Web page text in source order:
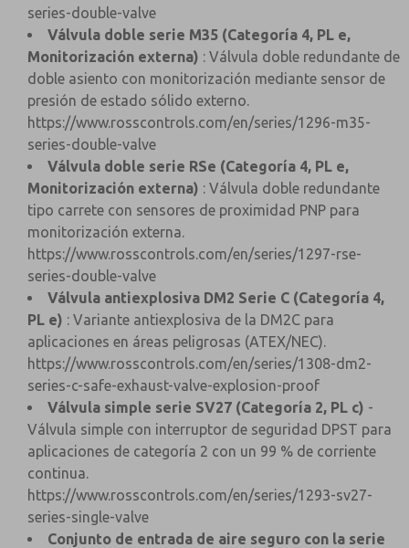
series-double-valve
Válvula doble serie M35 (Categoría 4, PL e,
Monitorización externa) : Válvula doble redundante de
doble asiento con monitorización mediante sensor de
presión de estado sólido externo.
https://www.rosscontrols.com/en/series/1296-m35-
series-double-valve
Válvula doble serie RSe (Categoría 4, PL e,
Monitorización externa) : Válvula doble redundante
tipo carrete con sensores de proximidad PNP para
monitorización externa.
https://www.rosscontrols.com/en/series/1297-rse-
series-double-valve
Válvula antiexplosiva DM2 Serie C (Categoría 4,
PL e) : Variante antiexplosiva de la DM2C para
aplicaciones en áreas peligrosas (ATEX/NEC).
https://www.rosscontrols.com/en/series/1308-dm2-
series-c-safe-exhaust-valve-explosion-proof
Válvula simple serie SV27 (Categoría 2, PL c) -
Válvula simple con interruptor de seguridad DPST para
aplicaciones de categoría 2 con un 99 % de corriente
continua.
https://www.rosscontrols.com/en/series/1293-sv27-
series-single-valve
Conjunto de entrada de aire seguro con la serie